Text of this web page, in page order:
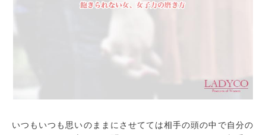
いつもいつも思いのままにさせてては相手の頭の中で自分の